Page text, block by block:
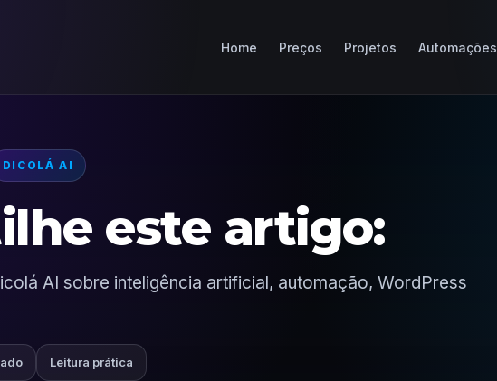
Home Preços Projetos Automações
DICOLÁ AI
este artigo:
AI sobre inteligência artificial, automação, WordPress
Leitura prática